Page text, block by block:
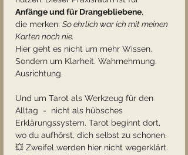
Anfänge und für Drangebliebene,
die merken: So ehrlich war ich mit meinen
Karten noch nie.
Hier geht es nicht um mehr Wissen.
Sondern um Klarheit. Wahrnehmung.
Ausrichtung.
Und um Tarot als Werkzeug für den
Alltag  -  nicht als hübsches
Erklärungssystem. Tarot beginnt dort,
wo du aufhörst, dich selbst zu schonen.
💥 Zweifel werden hier nicht wegerklärt.